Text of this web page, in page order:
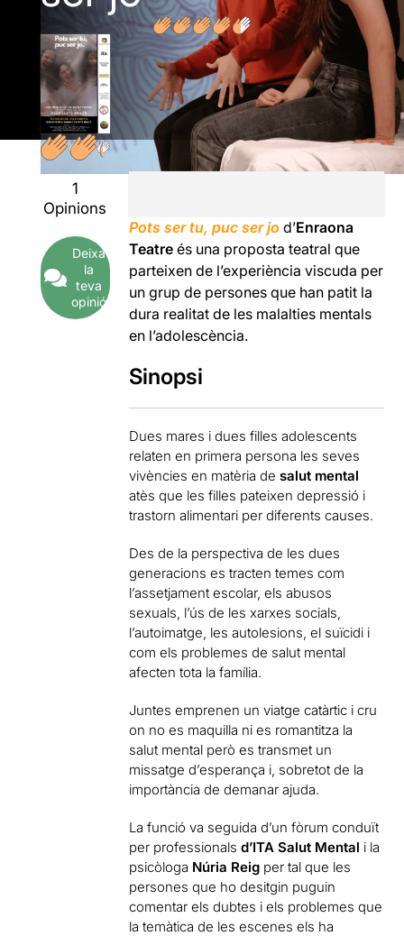
1
Opinions
Deixa
la
teva
opinió
Pots ser tu, puc ser jod’Enraona
Teatreés una proposta teatral que
parteixen de l’experiència viscuda per
un grup de persones que han patit la
dura realitat de les malalties mentals
en l’adolescència.
Sinopsi
Dues mares i dues filles adolescents
relaten en primera persona les seves
vivències en matèria desalut mental
atès que les filles pateixen depressió i
trastorn alimentari per diferents causes.
Des de la perspectiva de les dues
generacions es tracten temes com
l’assetjament escolar, els abusos
sexuals, l’ús de les xarxes socials,
l’autoimatge, les autolesions, el suïcidi i
com els problemes de salut mental
afecten tota la família.
Juntes emprenen un viatge catàrtic i cru
on no es maquilla ni es romantitza la
salut mental però es transmet un
missatge d’esperança i, sobretot de la
importància de demanar ajuda.
La funció va seguida d’un fòrum conduït
per professionalsd’ITA Salut Mental i la
psicòloga Núria Reig per tal que les
persones que ho desitgin puguin
comentar els dubtes i els problemes que
la temàtica de les escenes els ha